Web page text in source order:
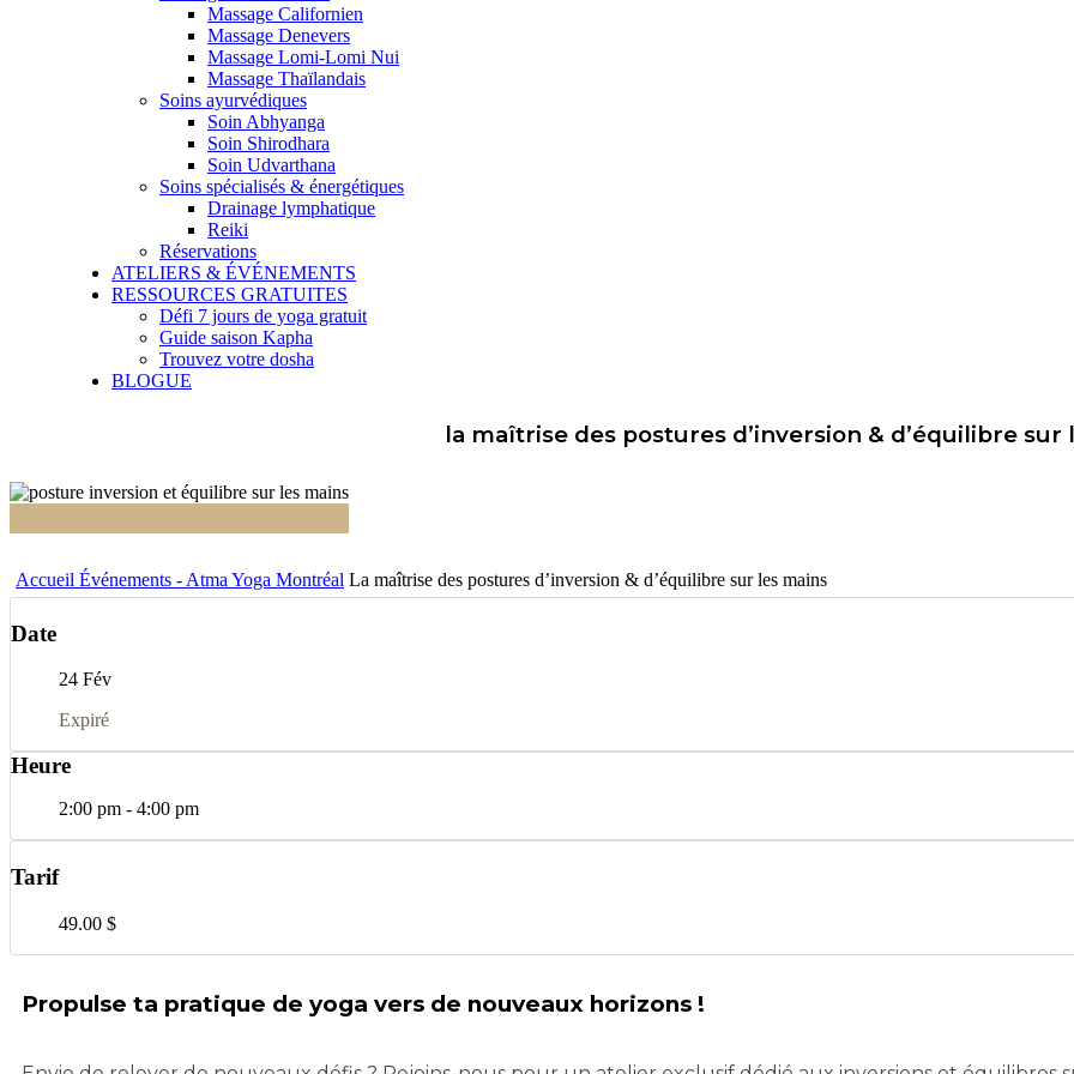
Massage Californien
Massage Denevers
Massage Lomi-Lomi Nui
Massage Thaïlandais
Soins ayurvédiques
Soin Abhyanga
Soin Shirodhara
Soin Udvarthana
Soins spécialisés & énergétiques
Drainage lymphatique
Reiki
Réservations
ATELIERS & ÉVÉNEMENTS
RESSOURCES GRATUITES
Défi 7 jours de yoga gratuit
Guide saison Kapha
Trouvez votre dosha
BLOGUE
la maîtrise des postures d’inversion & d’équilibre sur
Accueil Événements - Atma Yoga Montréal La maîtrise des postures d’inversion & d’équilibre sur les mains
Date
24 Fév
Expiré
Heure
2:00 pm - 4:00 pm
Tarif
49.00 $
Propulse ta pratique de yoga vers de nouveaux horizons !